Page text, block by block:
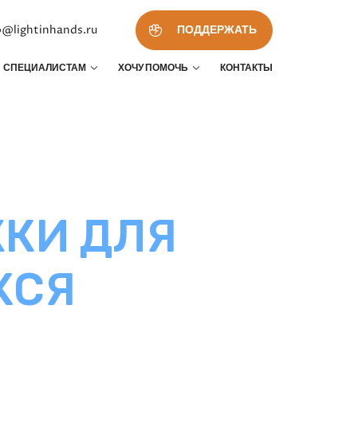
ПОДДЕРЖАТЬ
СПЕЦИАЛИСТАМ ХОЧУ ПОМОЧЬ КОНТАКТЫ
ДЛЯ